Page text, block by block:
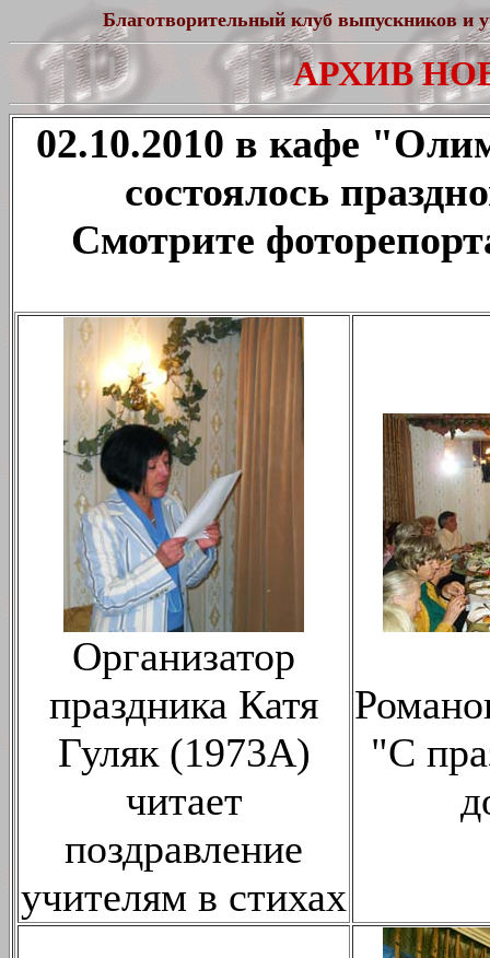
Благотворительный клуб выпускников
АРХИВ
02.10.2010 в кафе
состоялось
Смотрите
Организатор
праздника Катя
Гуляк (1973A)
читает
поздравление
учителям в стихах
"C